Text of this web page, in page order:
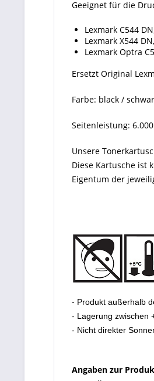
Geeignet für die
Lexmark C544
Lexmark X544
Lexmark Optra
Ersetzt Original
Farbe: black /
Seitenleistung:
Unsere
Diese Kartusche ist
Eigentum der
- Produkt außerhalb
- Lagerung zwischen
- Nicht direkter
Angaben zur